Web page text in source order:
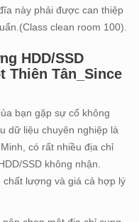
này phải được can thiệp
clean room 100).
HDD/SSD
Thiên Tân_Since
bạn gặp sự cố không
dữ liệu chuyên nghiệp là
có rất nhiều địa chỉ
SSD không nhận.
lượng và giá cả hợp lý